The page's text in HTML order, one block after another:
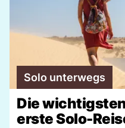
Solo unterwegs
Die
erste Solo-